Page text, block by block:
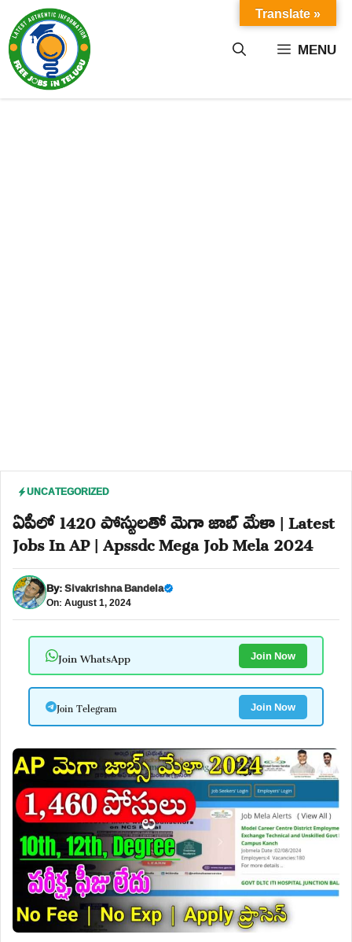
content MENU
UNCATEGORIZED
ఏపీలో 1420 పోస్టులతో మెగా జాబ్ మేళా | Latest
Jobs In AP | Apssdc Mega Job Mela 2024
By:Sivakrishna Bandela
On: August 1, 2024
Join WhatsApp Join Now
Join Telegram Join Now
Translate »